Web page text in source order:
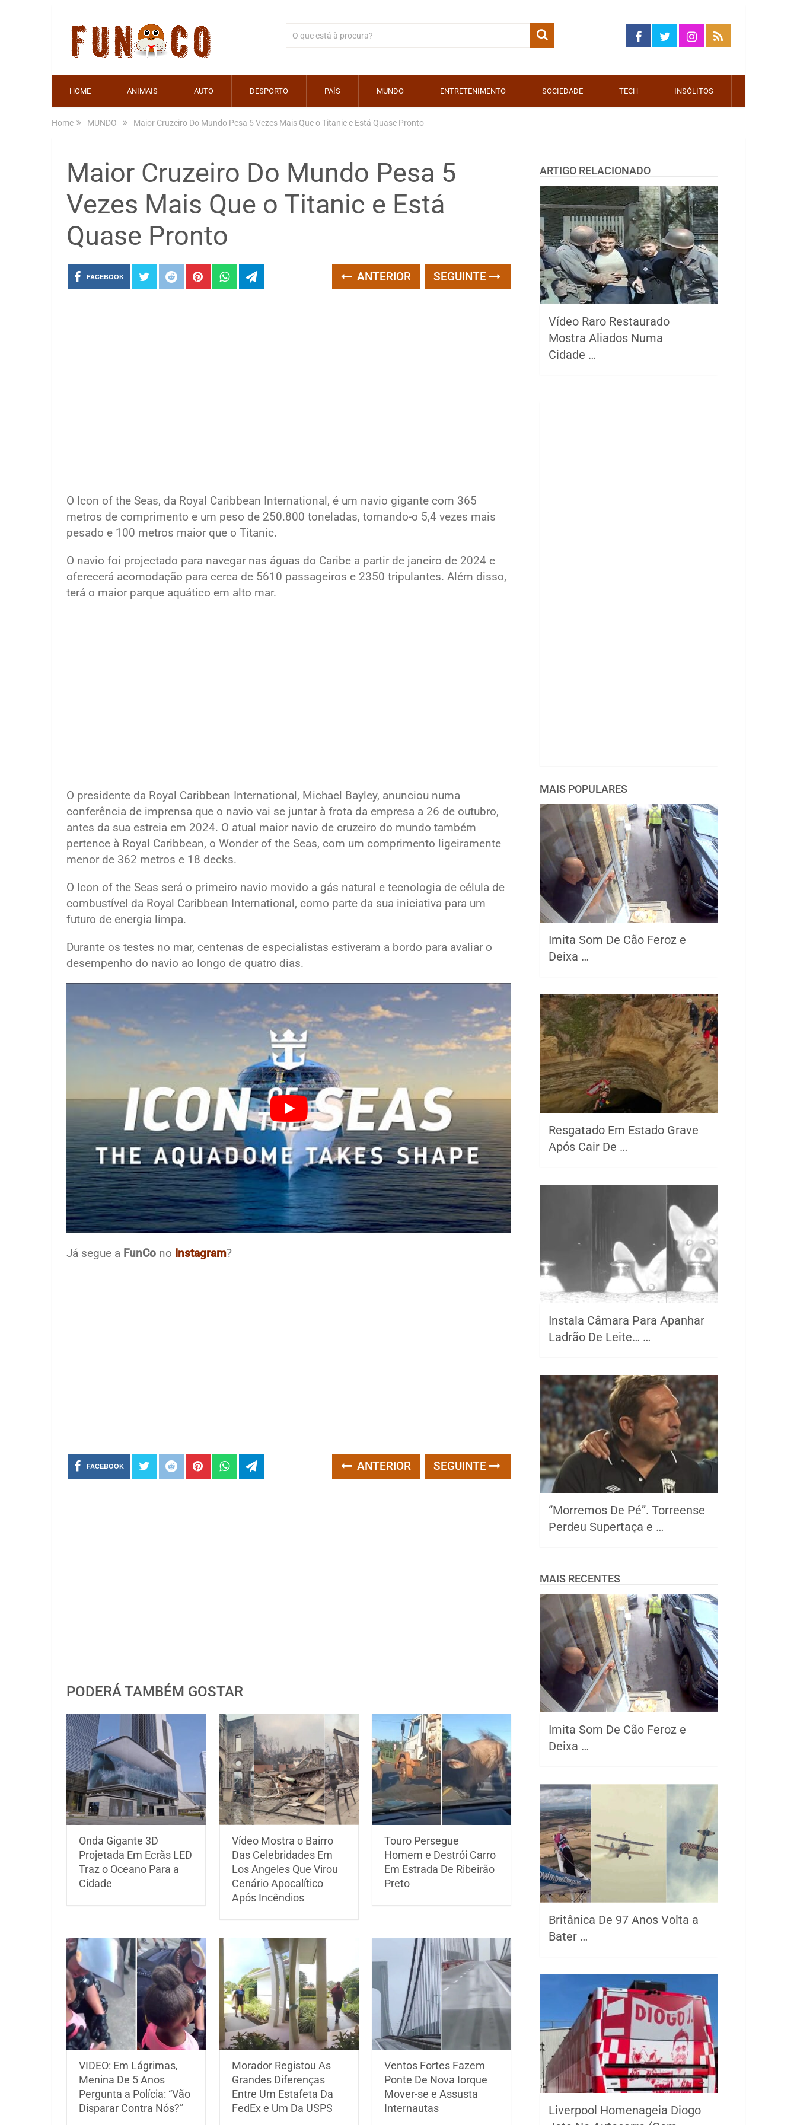
HOME ANIMAIS AUTO DESPORTO PAÍS MUNDO ENTRETENIMENTO SOCIEDADE TECH INSÓLITOS
Home MUNDO Maior Cruzeiro Do Mundo Pesa 5 Vezes Mais Que o Titanic e Está Quase Pronto
Maior Cruzeiro Do Mundo Pesa 5
Vezes Mais Que o Titanic e Está
Quase Pronto
FACEBOOK ANTERIOR SEGUINTE
O Icon of the Seas, da Royal Caribbean International, é um navio gigante com 365
metros de comprimento e um peso de 250.800 toneladas, tornando-o 5,4 vezes mais
pesado e 100 metros maior que o Titanic.
O navio foi projectado para navegar nas águas do Caribe a partir de janeiro de 2024 e
oferecerá acomodação para cerca de 5610 passageiros e 2350 tripulantes. Além disso,
terá o maior parque aquático em alto mar.
O presidente da Royal Caribbean International, Michael Bayley, anunciou numa
conferência de imprensa que o navio vai se juntar à frota da empresa a 26 de outubro,
antes da sua estreia em 2024. O atual maior navio de cruzeiro do mundo também
pertence à Royal Caribbean, o Wonder of the Seas, com um comprimento ligeiramente
menor de 362 metros e 18 decks.
O Icon of the Seas será o primeiro navio movido a gás natural e tecnologia de célula de
combustível da Royal Caribbean International, como parte da sua iniciativa para um
futuro de energia limpa.
Durante os testes no mar, centenas de especialistas estiveram a bordo para avaliar o
desempenho do navio ao longo de quatro dias.
Já segue a FunCo no Instagram?
FACEBOOK ANTERIOR SEGUINTE
PODERÁ TAMBÉM GOSTAR
Onda Gigante 3D
Projetada Em Ecrãs LED
Traz o Oceano Para a
Cidade
Vídeo Mostra o Bairro
Das Celebridades Em
Los Angeles Que Virou
Cenário Apocalítico
Após Incêndios
Touro Persegue
Homem e Destrói Carro
Em Estrada De Ribeirão
Preto
VIDEO: Em Lágrimas,
Menina De 5 Anos
Pergunta a Polícia: “Vão
Disparar Contra Nós?”
Morador Registou As
Grandes Diferenças
Entre Um Estafeta Da
FedEx e Um Da USPS
Ventos Fortes Fazem
Ponte De Nova Iorque
Mover-se e Assusta
Internautas
ARTIGO RELACIONADO
Vídeo Raro Restaurado
Mostra Aliados Numa
Cidade …
MAIS POPULARES
Imita Som De Cão Feroz e
Deixa …
Resgatado Em Estado Grave
Após Cair De …
Instala Câmara Para Apanhar
Ladrão De Leite… …
“Morremos De Pé”. Torreense
Perdeu Supertaça e …
MAIS RECENTES
Imita Som De Cão Feroz e
Deixa …
Britânica De 97 Anos Volta a
Bater …
Liverpool Homenageia Diogo